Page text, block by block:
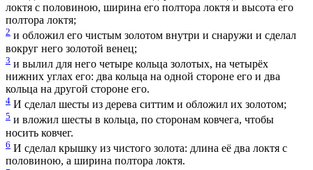
локтя с половиною, ширина его полтора локтя и высота его
полтора локтя;
2 и обложил его чистым золотом внутри и снаружи и сделал
вокруг него золотой венец;
3 и вылил для него четыре кольца золотых, на четырёх
нижних углах его: два кольца на одной стороне его и два
кольца на другой стороне его.
4 И сделал шесты из дерева ситтим и обложил их золотом;
5 и вложил шесты в кольца, по сторонам ковчега, чтобы
носить ковчег.
6 И сделал крышку из чистого золота: длина её два локтя с
половиною, а ширина полтора локтя.